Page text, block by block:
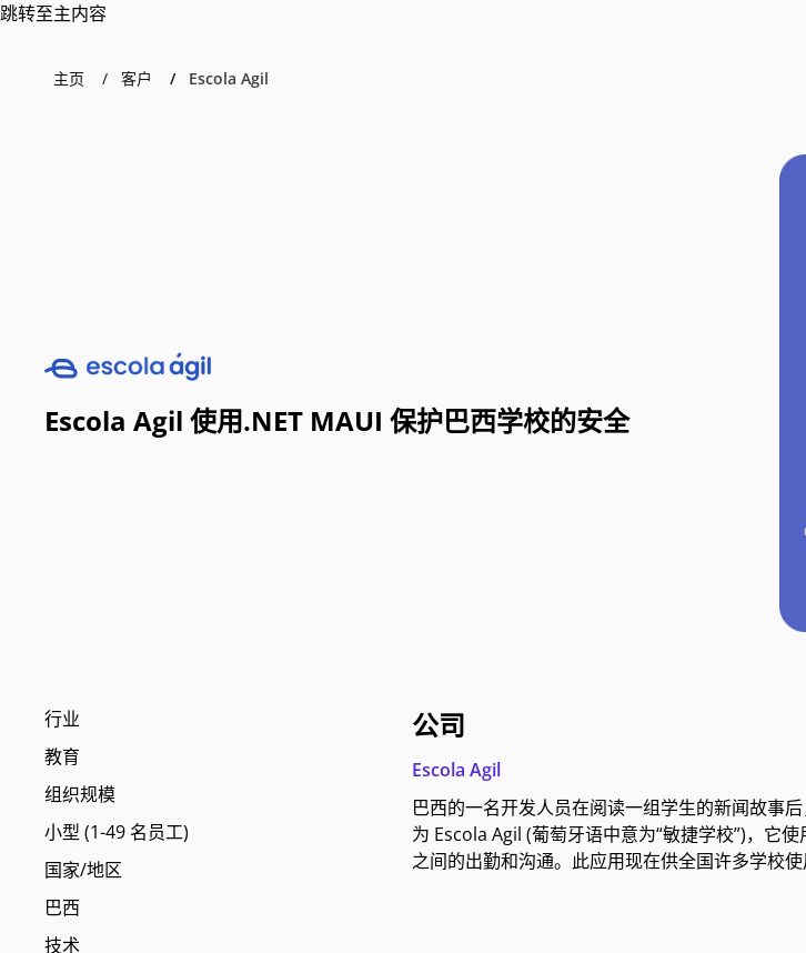
跳转至主内容
主页 客户 Escola Agil
Escola Agil 使用.NET MAUI 保护巴西学校的安全
行业
教育
组织规模
小型 (1-49 名员工)
国家/地区
巴西
技术
公司
Escola Agil
巴西的一名开发人员在阅读一组学生的新闻故事
为 Escola Agil (葡萄牙语中意为“敏捷学校”)，它
之间的出勤和沟通。此应用现在供全国许多学校